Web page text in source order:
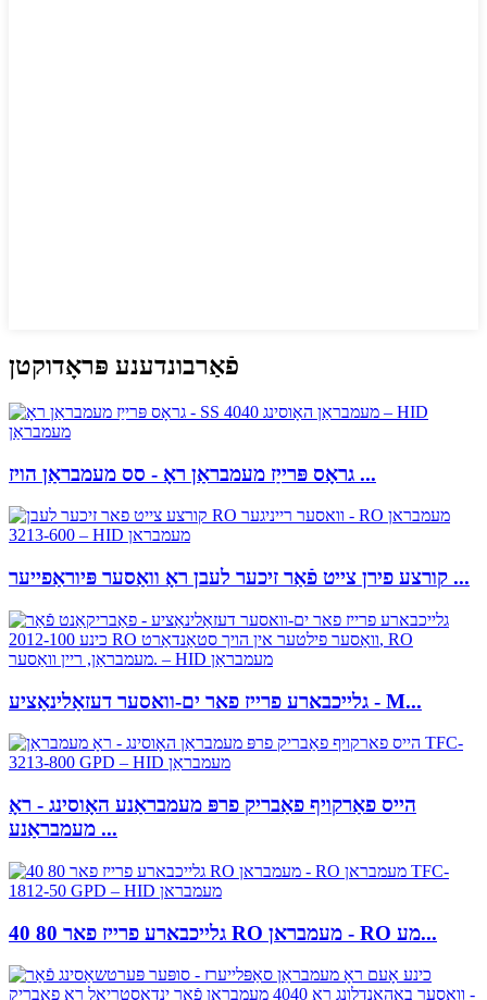
פֿאַרבונדענע פּראָדוקטן
גראָס פּרייַז מעמבראַן ראָ - סס מעמבראַן הויז ...
קורצע פירן צייט פֿאַר זיכער לעבן ראָ וואַסער פּיוראַפייער ...
גלייכבארע פרייז פאר ים-וואסער דעזאַלינאַציע - M...
הייס פאַרקויף פאַבריק פרפּ מעמבראַנע האָוסינג - ראָ
מעמבראַנע ...
גלייכבארע פרייז פאר 80 40 RO מעמבראן - RO מע...